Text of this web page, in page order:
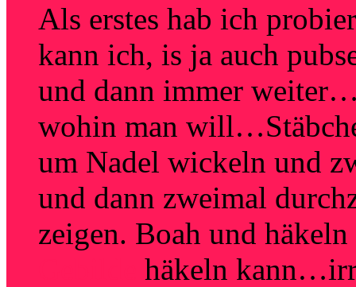
Als erstes hab ich
kann ich, is ja auch
und dann immer
wohin man
um Nadel wickeln und
und dann zweimal
zeigen. Boah und
häkeln